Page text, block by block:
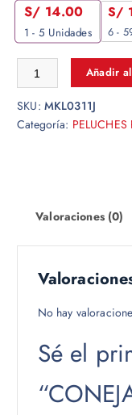
S/ 14.00
1 - 5 Unidades
S/
6 -
Añadir
SKU: MKL0311J
Categoría: PELUCHES
Valoraciones (0)
No hay
Sé el